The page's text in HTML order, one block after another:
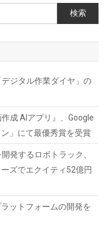
検索
ジタル作業ダイヤ」の
成 AIアプリ』、Google
」にて最優秀賞を受賞
発するロボトラック、
ズでエクイティ52億円
ットフォームの開発を